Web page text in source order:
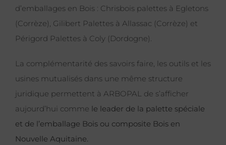
d’emballages en Bois : Chrisbois palettes à Egletons
(Corrèze), Gilibert Palettes à Allassac (Corrèze) et
Périgord Palettes à Coly (Dordogne).
La complémentarité des savoirs faire, les outils et les
usines mutualisés dans une même structure
juridique permettent à ARBOPAL de s’afficher
aujourd’hui comme le leader de la palette spéciale
et de l’emballage Bois ou composite Bois en
Nouvelle Aquitaine.